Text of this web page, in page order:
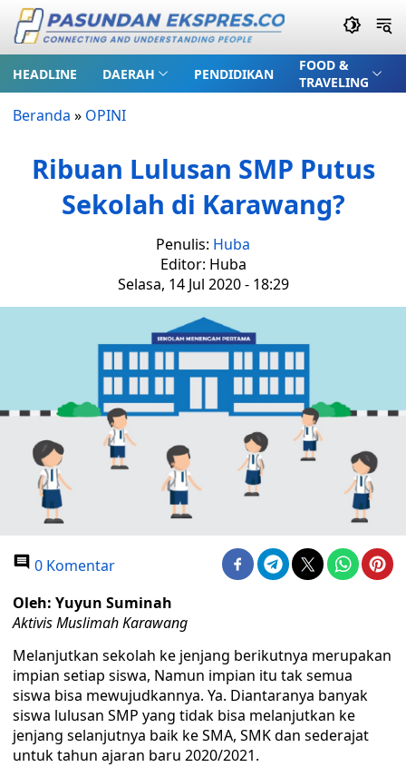
HEADLINE DAERAH PENDIDIKAN
FOOD &
TRAVELING
Beranda » OPINI
Ribuan Lulusan SMP Putus
Sekolah di Karawang?
Penulis: Huba
Editor: Huba
Selasa, 14 Jul 2020 - 18:29
0 Komentar
Oleh: Yuyun Suminah
Aktivis Muslimah Karawang
Melanjutkan sekolah ke jenjang berikutnya merupakan
impian setiap siswa, Namun impian itu tak semua
siswa bisa mewujudkannya. Ya. Diantaranya banyak
siswa lulusan SMP yang tidak bisa melanjutkan ke
jenjang selanjutnya baik ke SMA, SMK dan sederajat
untuk tahun ajaran baru 2020/2021.